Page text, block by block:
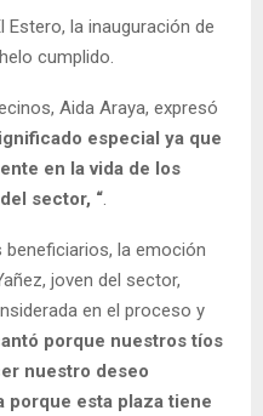
Estero, la inauguración de
cumplido.
Aida Araya, expresó
especial ya que
en la vida de los
sector, “.
la emoción
joven del sector,
en el proceso y
porque nuestros tíos
nuestro deseo
porque esta plaza tiene